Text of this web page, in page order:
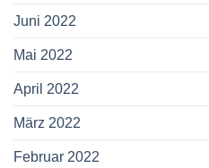
Juni 2022
Mai 2022
April 2022
März 2022
Februar 2022